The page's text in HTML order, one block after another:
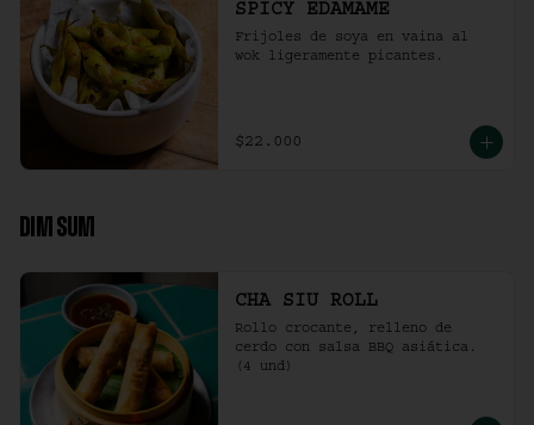
SPICY EDAMAME
Frijoles de soya en vaina al
wok ligeramente picantes.
$22.000
DIM SUM
CHA SIU ROLL
Rollo crocante, relleno de
cerdo con salsa BBQ asiática.
(4 und)